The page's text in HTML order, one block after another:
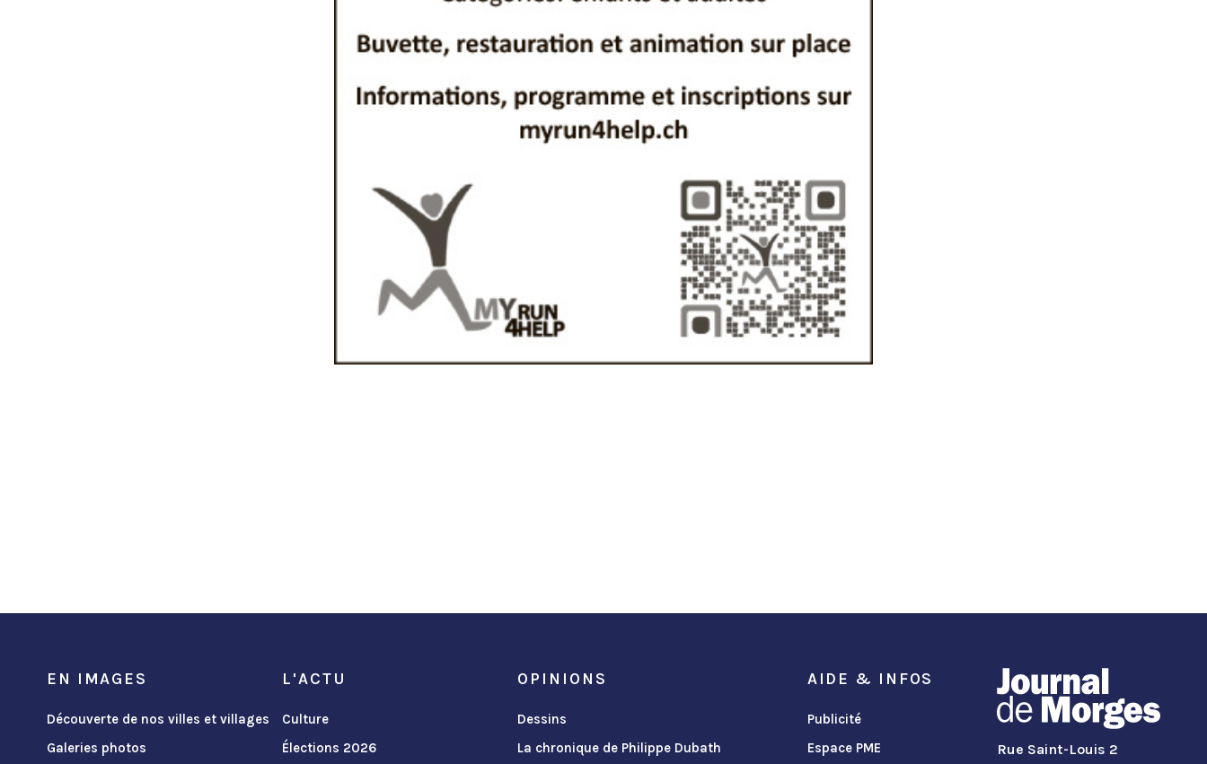
EN IMAGES
Découverte de nos villes et villages
Galeries photos
L'ACTU
Culture
Élections 2026
OPINIONS
Dessins
La chronique de Philippe Dubath
AIDE & INFOS
Publicité
Espace PME
Rue Saint-Louis 2